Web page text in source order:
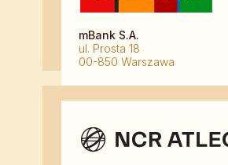
mBank S.A.
ul. Prosta 18
00-850 Warszawa